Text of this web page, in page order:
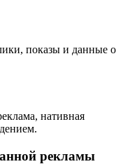
показы и данные о
нативная
рекламы